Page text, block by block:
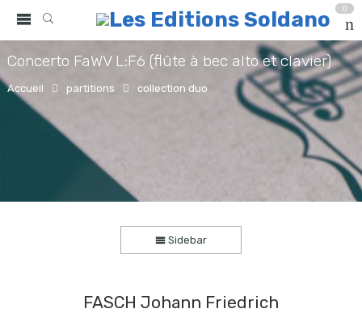
0
Concerto FaWV L:F6 (flûte à bec alto et clavier)
Accueil partitions collection duo
Sidebar
FASCH Johann Friedrich